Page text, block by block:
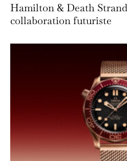
Hamilton & Death
collaboration futuriste